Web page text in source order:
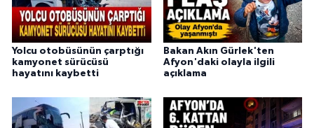
Yolcu otobüsünün çarptığı
kamyonet sürücüsü
hayatını kaybetti
Bakan Akın Gürlek'ten
Afyon'daki olayla ilgili
açıklama